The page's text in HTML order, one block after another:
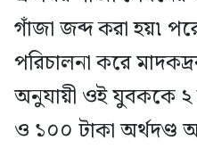
গাঁজা জব্দ করা হয়৷
পরিচালনা করে
অনুযায়ী ওই যুবককে ২
ও ১০০ টাকা অর্থদণ্ড